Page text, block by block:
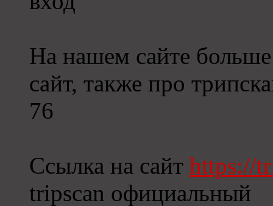
На нашем сайте
сайт, также про
76
Ссылка на сайт https://
tripscan официальный